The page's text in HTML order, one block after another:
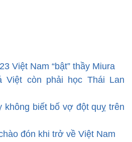
Việt Nam “bật” thầy Miura
Việt còn phải học Thái Lan
không biết bố vợ đột quỵ trên
đón khi trở về Việt Nam